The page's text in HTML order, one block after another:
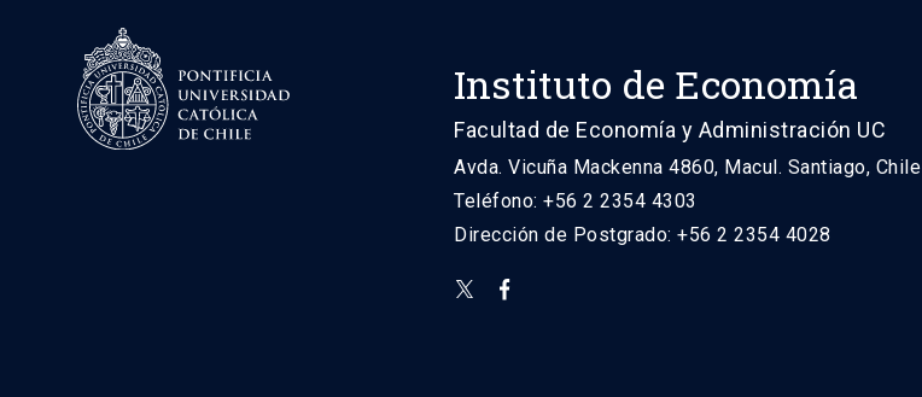
Instituto de Economía
Facultad de Economía y Administración UC
Avda. Vicuña Mackenna 4860, Macul. Santiago, Chile
Teléfono: +56 2 2354 4303
Dirección de Postgrado: +56 2 2354 4028